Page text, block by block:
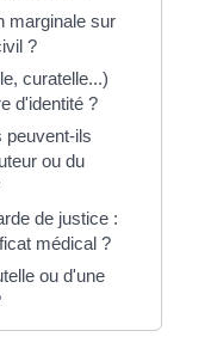
marginale sur
?
curatelle...)
d'identité ?
peuvent-ils
ou du
de justice :
médical ?
ou d'une